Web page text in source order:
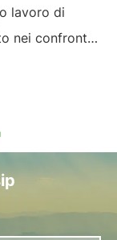
lavoro di
nei confronti
la